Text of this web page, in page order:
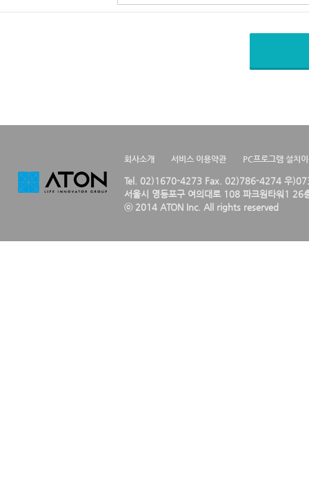
회사소개 서비스 이용약관 PC프로그램 설치
Tel. 02)1670-4273 Fax. 02)786-4274 우
서울시 영등포구 여의대로 108 파크원타워1 26
ⓒ 2014 ATON Inc. All rights reserved